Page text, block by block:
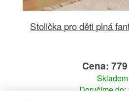
Stolička pro děti plná
Cena:
Skladem
Doručíme do: